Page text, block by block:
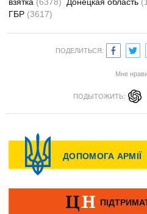
ГБР (3617)
ПОДЕЛИТЬСЯ:
Мне
ПОДЫТОЖИТЬ: